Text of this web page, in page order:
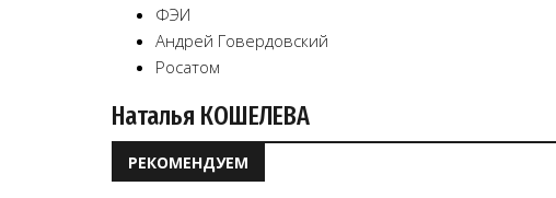
ФЭИ
Андрей Говердовский
Росатом
Наталья КОШЕЛЕВА
РЕКОМЕНДУЕМ